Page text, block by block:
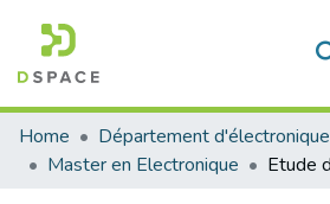
Communities & Collections
All of DSpace
Home
Département d'électronique
Master en Electronique